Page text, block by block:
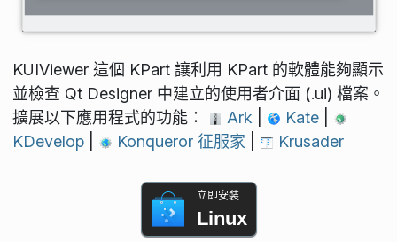
KUIViewer 這個 KPart 讓利用 KPart 的軟體能夠顯示
並檢查 Qt Designer 中建立的使用者介面 (.ui) 檔案。
擴展以下應用程式的功能：
Ark Kate
KDevelop
Konqueror 征服家 Krusader
立即安裝
Linux